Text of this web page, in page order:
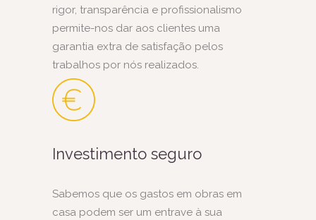
rigor, transparência e profissionalismo
permite-nos dar aos clientes uma
garantia extra de satisfação pelos
trabalhos por nós realizados.
Investimento seguro
Sabemos que os gastos em obras em
casa podem ser um entrave à sua